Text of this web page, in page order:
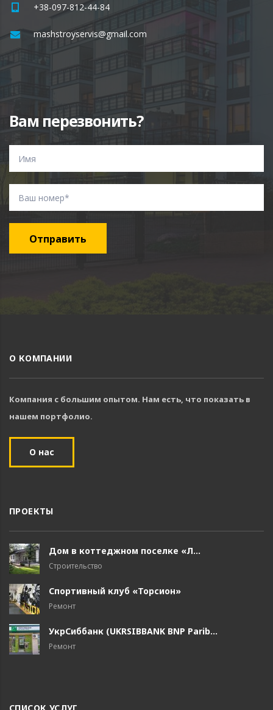
+38-097-812-44-84
mashstroyservis@gmail.com
Вам перезвонить?
Отправить
О КОМПАНИИ
Компания с большим опытом. Нам есть, что показать в
нашем портфолио.
О нас
ПРОЕКТЫ
Дом в коттеджном поселке «Л...
Строительство
Спортивный клуб «Торсион»
Ремонт
УкрСиббанк (UKRSIBBANK BNP Parib...
Ремонт